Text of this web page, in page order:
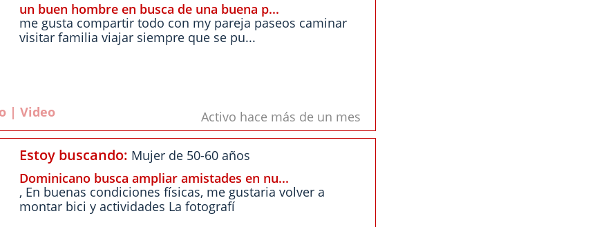
un buen hombre en busca de una buena p...
me gusta compartir todo con my pareja paseos caminar
visitar familia viajar siempre que se pu...
| Video Activo hace más de un mes
Estoy buscando: Mujer de 50-60 años
Dominicano busca ampliar amistades en nu...
, En buenas condiciones físicas, me gustaria volver a
montar bici y actividades La fotografí